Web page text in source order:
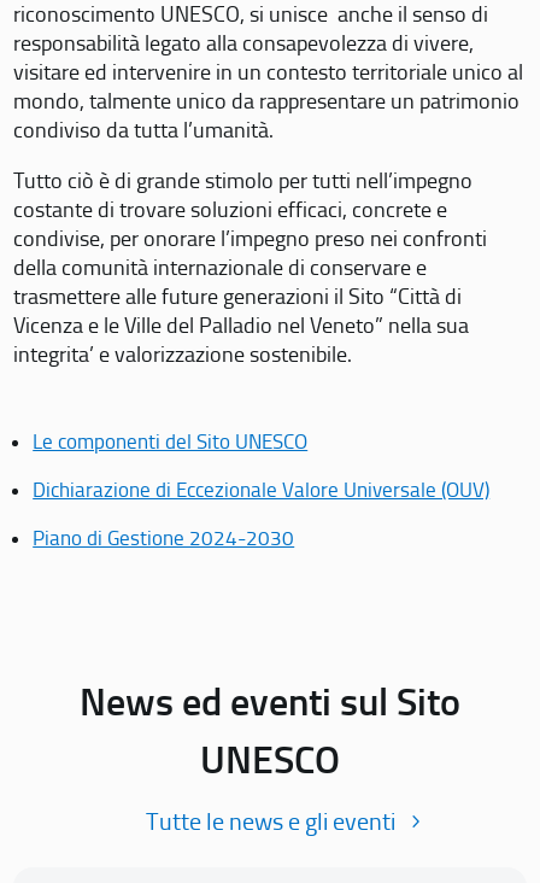
riconoscimento UNESCO, si unisce anche il senso di
responsabilità legato alla consapevolezza di vivere,
visitare ed intervenire in un contesto territoriale unico al
mondo, talmente unico da rappresentare un patrimonio
condiviso da tutta l’umanità.
Tutto ciò è di grande stimolo per tutti nell’impegno
costante di trovare soluzioni efficaci, concrete e
condivise, per onorare l’impegno preso nei confronti
della comunità internazionale di conservare e
trasmettere alle future generazioni il Sito “Città di
Vicenza e le Ville del Palladio nel Veneto” nella sua
integrita’ e valorizzazione sostenibile.
Le componenti del Sito UNESCO
Dichiarazione di Eccezionale Valore Universale (OUV)
Piano di Gestione 2024-2030
News ed eventi sul Sito
UNESCO
Tutte le news e gli eventi